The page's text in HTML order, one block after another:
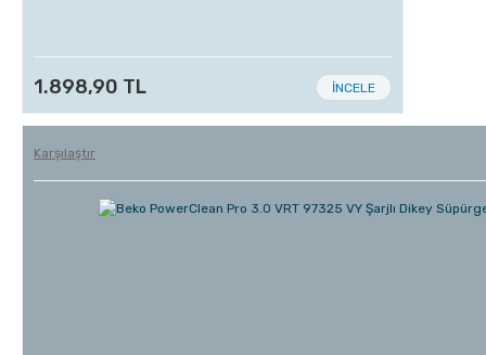
1.898,90 TL İNCELE
Karşılaştır